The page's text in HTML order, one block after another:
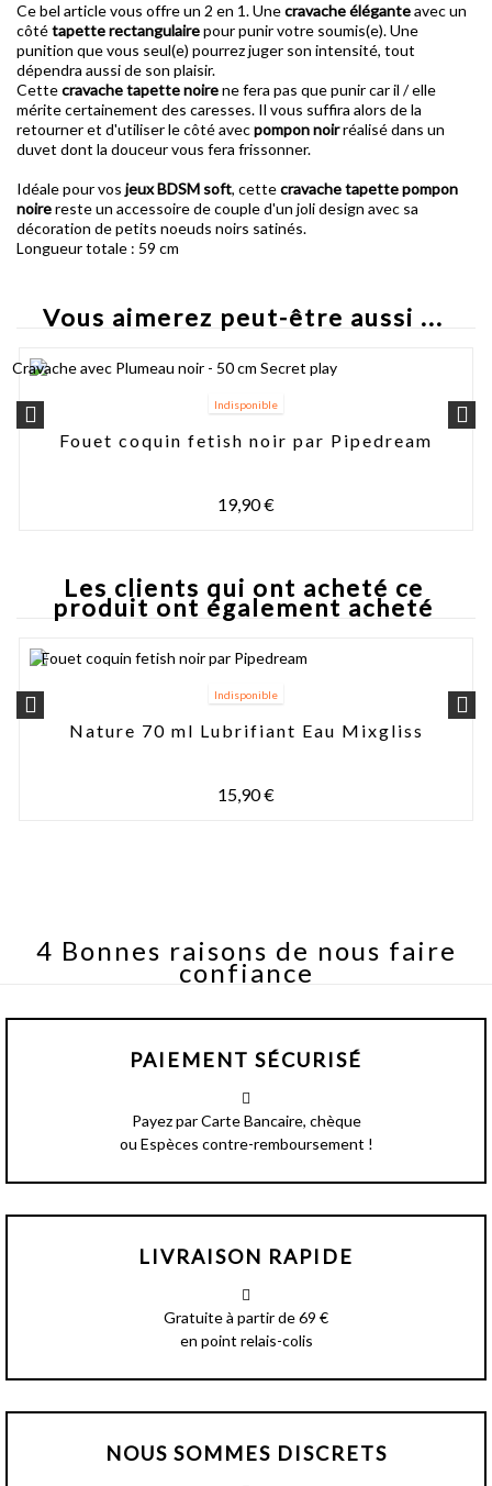
Ce bel article vous offre un 2 en 1. Unecravache éléganteavec un
côtétapette rectangulairepour punir votre soumis(e). Une
punition que vous seul(e) pourrez juger son intensité, tout
dépendra aussi de son plaisir.
Cettecravache tapette noirene fera pas que punir car il / elle
mérite certainement des caresses. Il vous suffira alors de la
retourner et d'utiliser le côté avecpompon noirréalisé dans un
duvet dont la douceur vous fera frissonner.
Idéale pour vos jeux BDSM soft, cettecravache tapette pompon
noirereste un accessoire de couple d'un joli design avec sa
décoration de petits noeuds noirs satinés.
Longueur totale : 59 cm
Vous aimerez peut-être aussi ...
Indisponible
Fouet coquin fetish noir par Pipedream
19,90 €
Les clients qui ont acheté ce
produit ont également acheté
Indisponible
Nature 70 ml Lubrifiant Eau Mixgliss
15,90 €
4 Bonnes raisons de nous faire
confiance
PAIEMENT SÉCURISÉ
Payez par Carte Bancaire, chèque
ou Espèces contre-remboursement !
LIVRAISON RAPIDE
Gratuite à partir de 69 €
en point relais-colis
NOUS SOMMES DISCRETS